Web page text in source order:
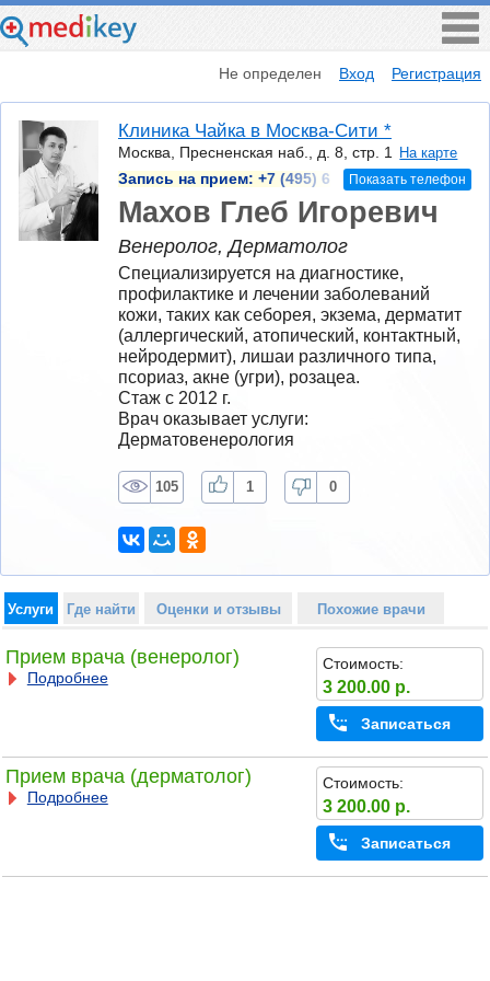
Не определен Вход Регистрация
Клиника Чайка в Москва-Сити *
Москва, Пресненская наб., д. 8, стр. 1
На карте
Запись на прием: +7 (495) 6 Показать телефон
Махов Глеб Игоревич
Венеролог, Дерматолог
Специализируется на диагностике,
профилактике и лечении заболеваний
кожи, таких как себорея, экзема, дерматит
(аллергический, атопический, контактный,
нейродермит), лишаи различного типа,
псориаз, акне (угри), розацеа.
Стаж с 2012 г.
Врач оказывает услуги:
Дерматовенерология
105 1 0
Услуги Где найти Оценки и отзывы Похожие врачи
Прием врача (венеролог)
Подробнее
Стоимость:
3 200.00 р.
Записаться
Прием врача (дерматолог)
Подробнее
Стоимость:
3 200.00 р.
Записаться